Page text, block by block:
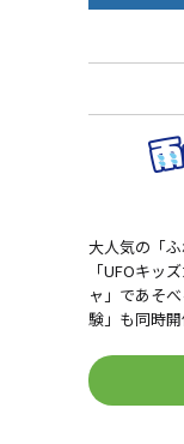
大人気の「
「UFOキッ
ャ」であそ
験」も同時開